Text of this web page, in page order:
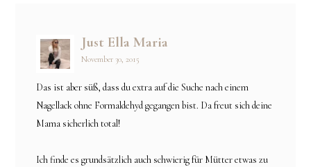
Just Ella Maria
November 30, 2015
Das ist aber süß, dass du extra auf die Suche nach einem
Nagellack ohne Formaldehyd gegangen bist. Da freut sich deine
Mama sicherlich total!
Ich finde es grundsätzlich auch schwierig für Mütter etwas zu